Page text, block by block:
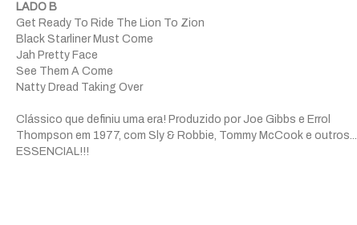
LADO B
Get Ready To Ride The Lion To Zion
Black Starliner Must Come
Jah Pretty Face
See Them A Come
Natty Dread Taking Over
Clássico que definiu uma era! Produzido por Joe Gibbs e Errol
Thompson em 1977, com Sly & Robbie, Tommy McCook e outros...
ESSENCIAL!!!